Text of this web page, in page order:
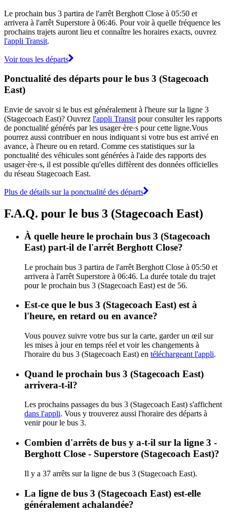
Le prochain bus 3 partira de l'arrêt Berghott Close à 05:50 et
arrivera à l'arrêt Superstore à 06:46. Pour voir à quelle fréquence les
prochains trajets auront lieu et connaître les horaires exacts, ouvrez
l'appli Transit.
Voir tous les départs
Ponctualité des départs pour le bus 3 (Stagecoach
East)
Envie de savoir si le bus est généralement à l'heure sur la ligne 3
(Stagecoach East)? Ouvrez l'appli Transit pour consulter les rapports
de ponctualité générés par les usager·ère·s pour cette ligne.Vous
pourrez aussi contribuer en nous indiquant si votre bus est arrivé en
avance, à l'heure ou en retard. Comme ces statistiques sur la
ponctualité des véhicules sont générées à l'aide des rapports des
usager·ère·s, il est possible qu'elles diffèrent des données officielles
du réseau Stagecoach East.
Plus de détails sur la ponctualité des départs
F.A.Q. pour le bus 3 (Stagecoach East)
À quelle heure le prochain bus 3 (Stagecoach
East) part-il de l'arrêt Berghott Close?
Le prochain bus 3 partira de l'arrêt Berghott Close à 05:50 et
arrivera à l'arrêt Superstore à 06:46. La durée totale du trajet
pour le prochain bus 3 (Stagecoach East) est de 56.
Est-ce que le bus 3 (Stagecoach East) est à
l'heure, en retard ou en avance?
Vous pouvez suivre votre bus sur la carte, garder un œil sur
les mises à jour en temps réel et voir les changements à
l'horaire du bus 3 (Stagecoach East) en téléchargeant l'appli.
Quand le prochain bus 3 (Stagecoach East)
arrivera-t-il?
Les prochains passages du bus 3 (Stagecoach East) s'affichent
dans l'appli. Vous y trouverez aussi l'horaire des départs à
venir pour le bus 3.
Combien d'arrêts de bus y a-t-il sur la ligne 3 -
Berghott Close - Superstore (Stagecoach East)?
Il y a 37 arrêts sur la ligne de bus 3 (Stagecoach East).
La ligne de bus 3 (Stagecoach East) est-elle
généralement achalandée?